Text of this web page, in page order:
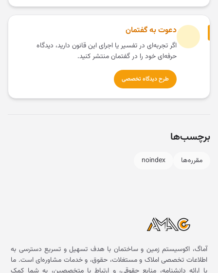
دعوت به گفتمان
اگر تجربه‌ای در تفسیر یا اجرای این قانون دارید، دیدگاه
حرفه‌ای خود را در گفتمان منتشر کنید.
طرح دیدگاه تخصصی
برچسب‌ها
مقرره‌ها noindex
آماگ، اکوسیستم زمین و ساختمان با هدف تسهیل و تسریع دسترسی به
اطلاعات تخصصی املاک و مستغلات، حقوق، و خدمات مشاوره‌ای است. ما